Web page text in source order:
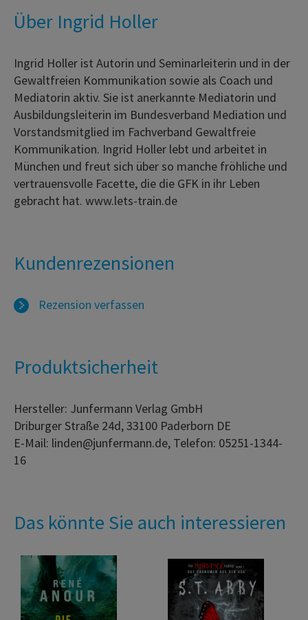
Über Ingrid Holler
Ingrid Holler ist Autorin und Seminarleiterin und in der
Gewaltfreien Kommunikation sowie als Coach und
Mediatorin aktiv. Sie ist anerkannte Mediatorin und
Ausbildungsleiterin im Bundesverband Mediation und
Vorstandsmitglied im Fachverband Gewaltfreie
Kommunikation. Ingrid Holler lebt und arbeitet in
München und freut sich über so manche fröhliche und
vertrauensvolle Facette, die die GFK in ihr Leben
gebracht hat. www.lets-train.de
Kundenrezensionen
Rezension verfassen
Produktsicherheit
Hersteller: Junfermann Verlag GmbH
Driburger Straße 24d, 33100 Paderborn DE
E-Mail: linden@junfermann.de, Telefon: 05251-1344-
16
Das könnte Sie auch interessieren